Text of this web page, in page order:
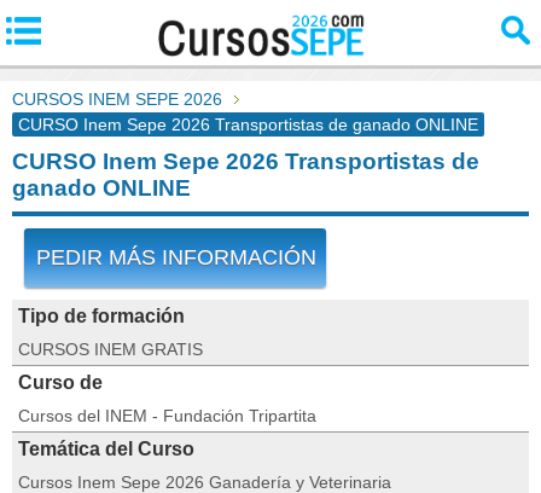
CURSOS INEM SEPE 2026
CURSO Inem Sepe 2026 Transportistas de ganado ONLINE
CURSO Inem Sepe 2026 Transportistas de
ganado ONLINE
PEDIR MÁS INFORMACIÓN
Tipo de formación
CURSOS INEM GRATIS
Curso de
Cursos del INEM - Fundación Tripartita
Temática del Curso
Cursos Inem Sepe 2026 Ganadería y Veterinaria